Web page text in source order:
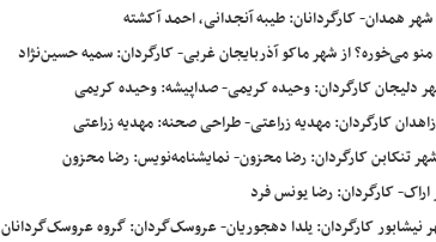
همدان- کارگردانان: طیبه آنجدانی، احمد آکشته
از شهر ماکو آذربایجان غربی- کارگردان: سمیه حسین‌نژاد
کارگردان: وحیده کریمی- صداپیشه: وحیده کریمی
کارگردان: مهدیه زراعتی- طراحی صحنه: مهدیه زراعتی
تنکابن کارگردان: رضا محزون- نمایشنامه‌نویس: رضا محزون
کارگردان: رضا یونس فرد
کارگردان: یلدا دهجوریان- عروسک‌گردان: گروه عروسک‌گردانان